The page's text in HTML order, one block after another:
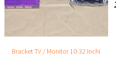
Bracket TV / Monitor 10-32 Inchi